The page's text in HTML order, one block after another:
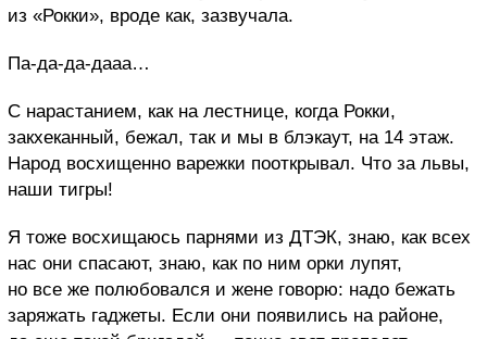
из «Рокки», вроде как, зазвучала.
Па-да-да-дааа…
С нарастанием, как на лестнице, когда Рокки,
закхеканный, бежал, так и мы в блэкаут, на 14 этаж.
Народ восхищенно варежки пооткрывал. Что за львы,
наши тигры!
Я тоже восхищаюсь парнями из ДТЭК, знаю, как всех
нас они спасают, знаю, как по ним орки лупят,
но все же полюбовался и жене говорю: надо бежать
заряжать гаджеты. Если они появились на районе,